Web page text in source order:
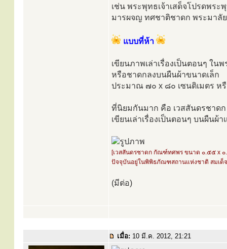
เช่น พระพุทธเจ้าเสด็จโปรดพระ
มารผจญ ทศชาติชาดก พระมาลัย
แบบที่ห้า
เขียนภาพเล่าเรื่องเป็นตอนๆ ใน
หรือชาดกลงบนผืนผ้าขนาดเล็ก
ประมาณ ๗๐ x ๘๐ เซนติเมตร ห
ที่นิยมกันมาก คือ เวสสันดรชาด
เขียนเล่าเรื่องเป็นตอนๆ บนผืนผ้
[เวสสันดรชาดก กัณฑ์ทศพร ขนาด ๐.๕๕ x ๐
ปัจจุบันอยู่ในพิพิธภัณฑสถานแห่งชาติ สมเด็
(มีต่อ)
เมื่อ: 10 มี.ค. 2012, 21:21